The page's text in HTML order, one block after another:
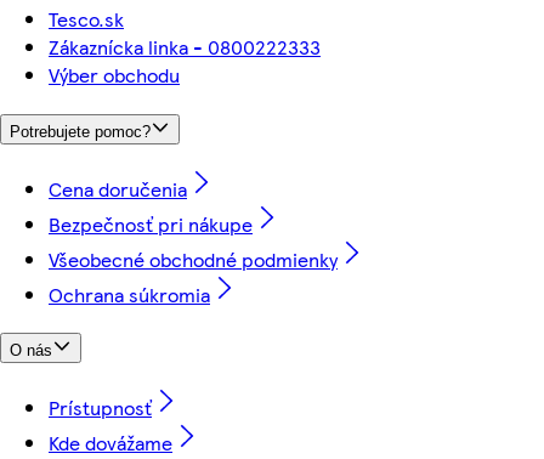
Tesco.sk
Zákaznícka linka - 0800222333
Výber obchodu
Potrebujete pomoc?
Cena doručenia
Bezpečnosť pri nákupe
Všeobecné obchodné podmienky
Ochrana súkromia
O nás
Prístupnosť
Kde dovážame